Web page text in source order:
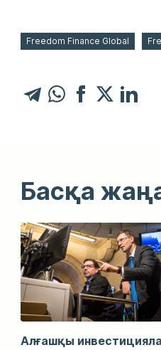
Freedom Finance Global
Басқа
Алғашқы